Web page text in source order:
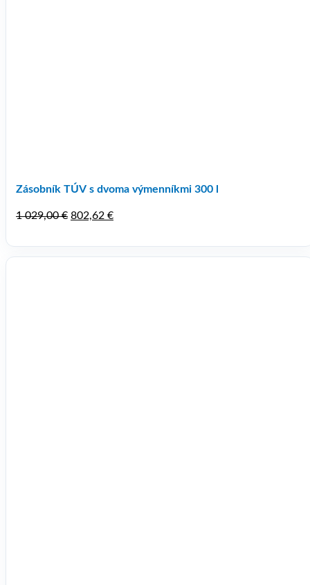
Zásobník TÚV s dvoma výmenníkmi 300 l
1 029,00€ Pôvodná
802,62 €Aktuálna